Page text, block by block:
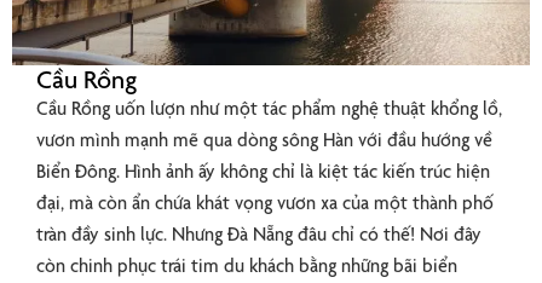
Cầu Rồng
Cầu Rồng uốn lượn như một tác phẩm nghệ thuật khổng lồ,
vươn mình mạnh mẽ qua dòng sông Hàn với đầu hướng về
Biển Đông. Hình ảnh ấy không chỉ là kiệt tác kiến trúc hiện
đại, mà còn ẩn chứa khát vọng vươn xa của một thành phố
tràn đầy sinh lực. Nhưng Đà Nẵng đâu chỉ có thế! Nơi đây
còn chinh phục trái tim du khách bằng những bãi biển